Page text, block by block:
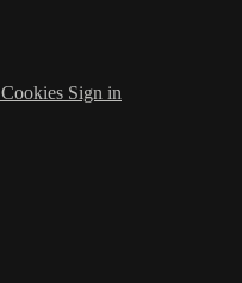
Cookies Sign in